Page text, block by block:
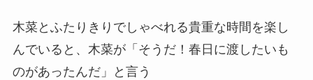
木菜とふたりきりでしゃべれる貴重な時間を楽し
んでいると、木菜が「そうだ！春日に渡したいも
のがあったんだ」と言う